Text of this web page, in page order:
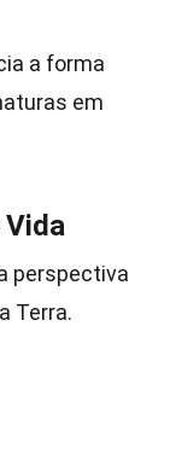
a forma
em
Vida
perspectiva
Terra.